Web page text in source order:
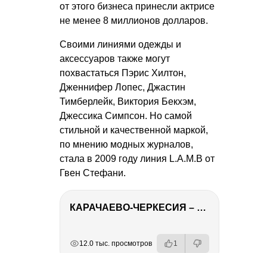
от этого бизнеса принесли актрисе
не менее 8 миллионов долларов.
Своими линиями одежды и
аксессуаров также могут
похвастаться Пэрис Хилтон,
Дженнифер Лопес, Джастин
Тимберлейк, Виктория Бекхэм,
Джессика Симпсон. Но самой
стильной и качественной маркой,
по мнению модных журналов,
стала в 2009 году линия L.A.M.B от
Гвен Стефани.
КАРАЧАЕВО-ЧЕРКЕСИЯ – ПУТЕШЕСТВИЕ НА КАВКАЗ часть 2
12.0 тыс. просмотров 1